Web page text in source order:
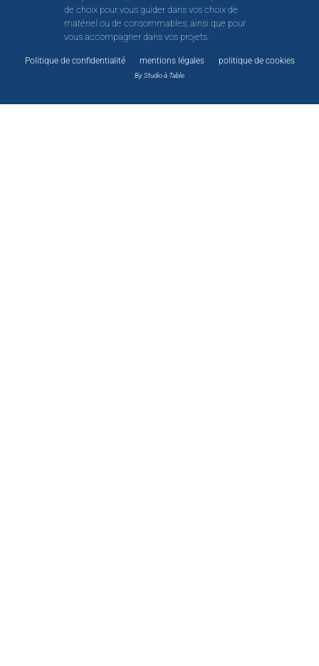
de choix pour vous guider dans vos choix de
matériel ou de consommables, ainsi que pour
vous accompagner dans vos projets.
Politique de confidentialité mentions légales politique de cookies
By Studio à Table